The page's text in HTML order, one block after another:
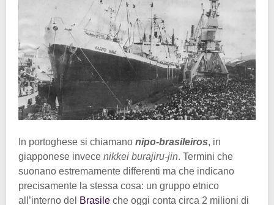
In portoghese si chiamano nipo-brasileiros, in
giapponese invece nikkei burajiru-jin. Termini che
suonano estremamente differenti ma che indicano
precisamente la stessa cosa: un gruppo etnico
all’interno del Brasile che oggi conta circa 2 milioni di